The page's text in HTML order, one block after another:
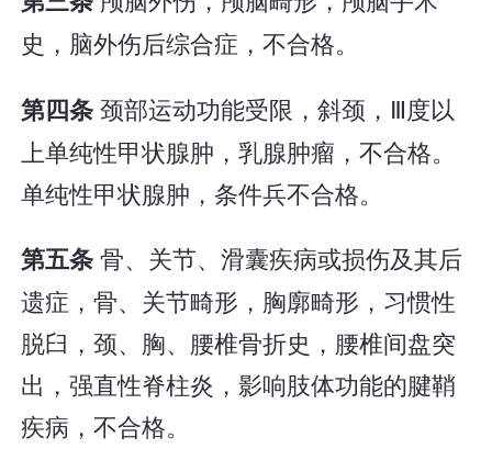
史，脑外伤后综合症，不合格。
第四条颈部运动功能受限，斜颈，Ⅲ度以
上单纯性甲状腺肿，乳腺肿瘤，不合格。
单纯性甲状腺肿，条件兵不合格。
第五条骨、关节、滑囊疾病或损伤及其后
遗症，骨、关节畸形，胸廓畸形，习惯性
脱臼，颈、胸、腰椎骨折史，腰椎间盘突
出，强直性脊柱炎，影响肢体功能的腱鞘
疾病，不合格。